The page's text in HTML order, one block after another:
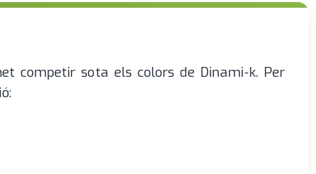
competir sota els colors de Dinami-k. Per